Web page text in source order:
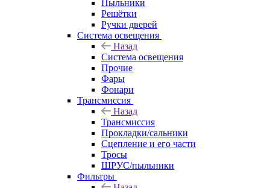
Пыльники
Решётки
Ручки дверей
Система освещения
Назад
Система освещения
Прочие
Фары
Фонари
Трансмиссия
Назад
Трансмиссия
Прокладки/сальники
Сцепление и его части
Тросы
ШРУС/пыльники
Фильтры